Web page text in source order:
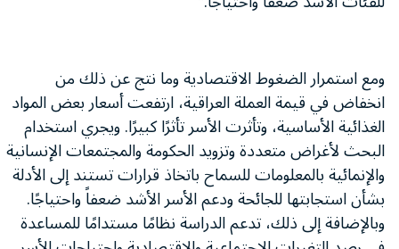
ومع استمرار الضغوط الاقتصادية وما نتج عن ذلك من
انخفاض في قيمة العملة العراقية، ارتفعت أسعار بعض المواد
الغذائية الأساسية، وتأثرت الأسر تأثرًا كبيرًا. ويجري استخدام
البحث لأغراض متعددة وتزويد الحكومة والمجتمعات الإنسانية
والإنمائية بالمعلومات للسماح باتخاذ قرارات تستند إلى الأدلة
بشأن استجابتها للجائحة ودعم الأسر الأشد ضعفاً واحتياجًا.
وبالإضافة إلى ذلك، تدعم الدراسة نظامًا مستدامًا للمساعدة